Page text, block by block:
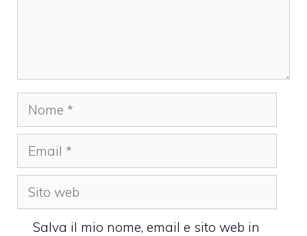
Nome
Email
Sito
web
Salva il mio nome, email e sito web in